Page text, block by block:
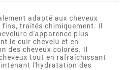
adapté aux cheveux
traités chimiquement. Il
d'apparence plus
le cuir chevelu et en
des cheveux colorés. Il
tout en rafraîchissant
l'hydratation des